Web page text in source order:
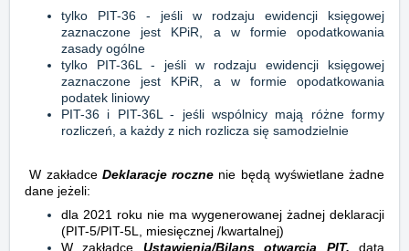
tylko PIT-36 - jeśli w rodzaju ewidencji księgowej
zaznaczone jest KPiR, a w formie opodatkowania
zasady ogólne
tylko PIT-36L - jeśli w rodzaju ewidencji księgowej
zaznaczone jest KPiR, a w formie opodatkowania
podatek liniowy
PIT-36 i PIT-36L - jeśli wspólnicy mają różne formy
rozliczeń, a każdy z nich rozlicza się samodzielnie
W zakładce Deklaracje roczne nie będą wyświetlane żadne
dane jeżeli:
dla 2021 roku nie ma wygenerowanej żadnej deklaracji
(PIT-5/PIT-5L, miesięcznej /kwartalnej)
W zakładce Ustawienia/Bilans otwarcia PIT, data